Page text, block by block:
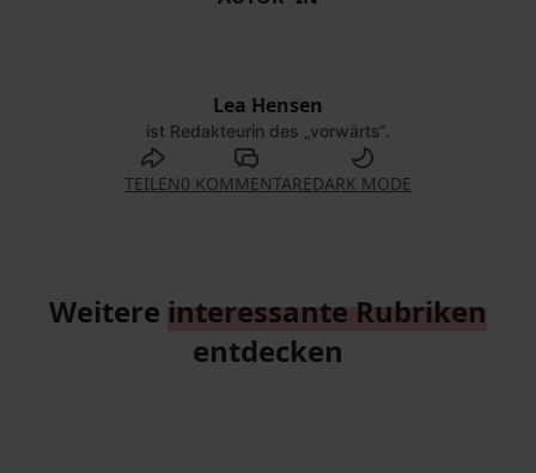
Lea Hensen
ist Redakteurin des „vorwärts“.
TEILEN0 KOMMENTAREDARK MODE
Weitere interessante Rubriken
entdecken